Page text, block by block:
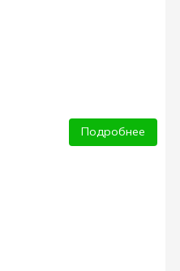
Подробнее